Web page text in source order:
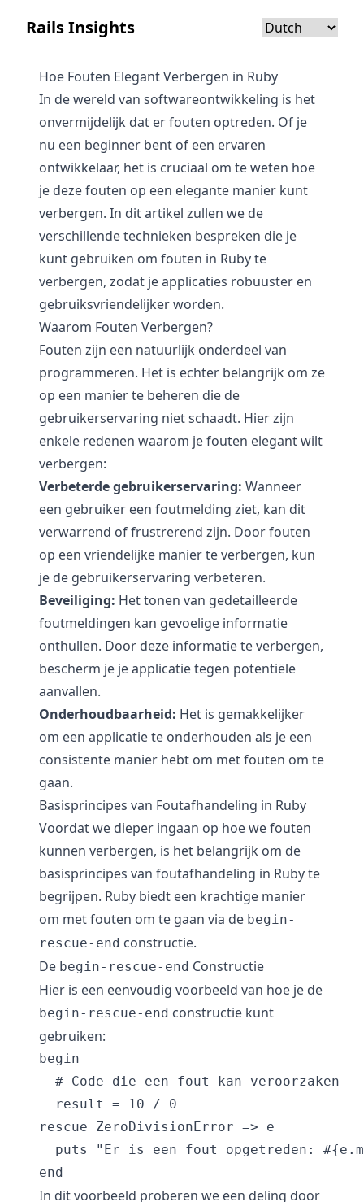
Rails Insights
Hoe Fouten Elegant Verbergen in Ruby
In de wereld van softwareontwikkeling is het
onvermijdelijk dat er fouten optreden. Of je
nu een beginner bent of een ervaren
ontwikkelaar, het is cruciaal om te weten hoe
je deze fouten op een elegante manier kunt
verbergen. In dit artikel zullen we de
verschillende technieken bespreken die je
kunt gebruiken om fouten in Ruby te
verbergen, zodat je applicaties robuuster en
gebruiksvriendelijker worden.
Waarom Fouten Verbergen?
Fouten zijn een natuurlijk onderdeel van
programmeren. Het is echter belangrijk om ze
op een manier te beheren die de
gebruikerservaring niet schaadt. Hier zijn
enkele redenen waarom je fouten elegant wilt
verbergen:
Verbeterde gebruikerservaring: Wanneer
een gebruiker een foutmelding ziet, kan dit
verwarrend of frustrerend zijn. Door fouten
op een vriendelijke manier te verbergen, kun
je de gebruikerservaring verbeteren.
Beveiliging: Het tonen van gedetailleerde
foutmeldingen kan gevoelige informatie
onthullen. Door deze informatie te verbergen,
bescherm je je applicatie tegen potentiële
aanvallen.
Onderhoudbaarheid: Het is gemakkelijker
om een applicatie te onderhouden als je een
consistente manier hebt om met fouten om te
gaan.
Basisprincipes van Foutafhandeling in Ruby
Voordat we dieper ingaan op hoe we fouten
kunnen verbergen, is het belangrijk om de
basisprincipes van foutafhandeling in Ruby te
begrijpen. Ruby biedt een krachtige manier
om met fouten om te gaan via de begin-
rescue-end constructie.
De begin-rescue-end Constructie
Hier is een eenvoudig voorbeeld van hoe je de
begin-rescue-end constructie kunt
gebruiken:
begin
  # Code die een fout kan veroorzaken
  result = 10 / 0
rescue ZeroDivisionError => e
puts "Er is een fout opgetreden:
end
In dit voorbeeld proberen we een deling door